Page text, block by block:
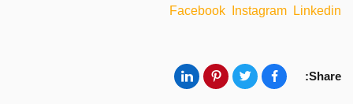
Facebook Instagram Linkedin
Share: